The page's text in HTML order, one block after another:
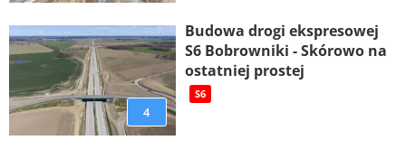
4
Budowa drogi ekspresowej
S6 Bobrowniki - Skórowo na
ostatniej prostej
S6